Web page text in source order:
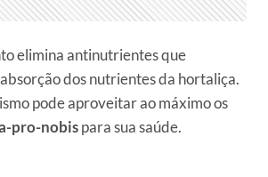
elimina antinutrientes que
dos nutrientes da hortaliça.
pode aproveitar ao máximo os
pro-nobispara sua saúde.